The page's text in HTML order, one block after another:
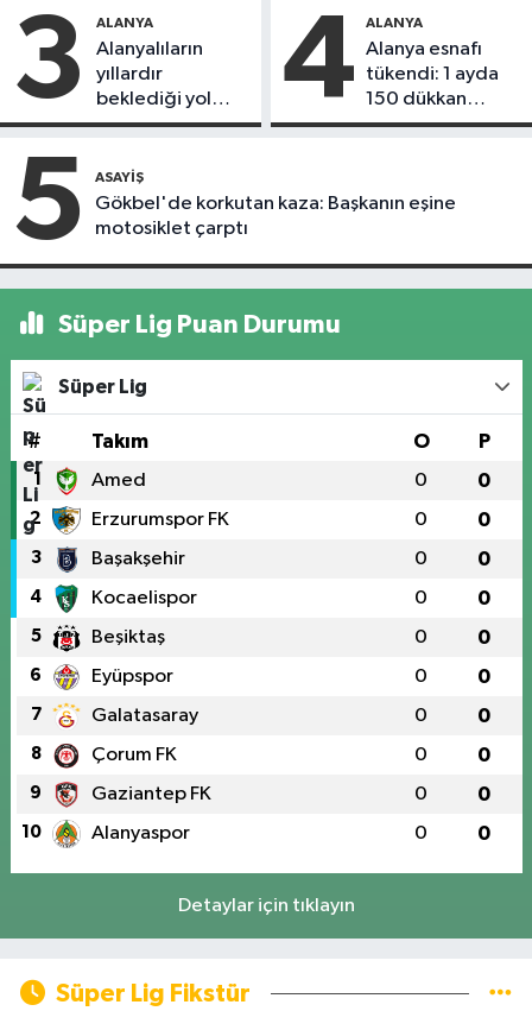
3 ALANYA
Alanyalıların
yıllardır
beklediği yol
askıdan döndü
4 ALANYA
Alanya esnafı
tükendi: 1 ayda
150 dükkan
kapandı
5 ASAYIŞ
Gökbel'de korkutan kaza: Başkanın eşine
motosiklet çarptı
Süper Lig Puan Durumu
Süper Lig
# Takım O P
1 Amed 0 0
2 Erzurumspor FK 0 0
3 Başakşehir 0 0
4 Kocaelispor 0 0
5 Beşiktaş 0 0
6 Eyüpspor 0 0
7 Galatasaray 0 0
8 Çorum FK 0 0
9 Gaziantep FK 0 0
10 Alanyaspor 0 0
Detaylar için tıklayın
Süper Lig Fikstür